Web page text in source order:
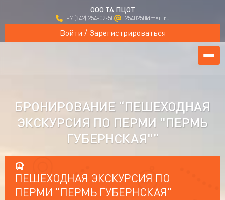
ООО ТА ПЦОТ
+7 (342) 254-02-50 2540250@mail.ru
Войти / Зарегистрироваться
БРОНИРОВАНИЕ “ПЕШЕХОДНАЯ
ЭКСКУРСИЯ ПО ПЕРМИ "ПЕРМЬ
ГУБЕРНСКАЯ"”
ПЕШЕХОДНАЯ ЭКСКУРСИЯ ПО
ПЕРМИ "ПЕРМЬ ГУБЕРНСКАЯ"